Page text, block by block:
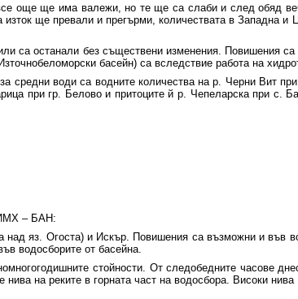
още ще има валежи, но те ще са слаби и след обяд
ще превали и прегърми, количествата в Западна и
са останали без съществени изменения. Повишения са
басейн) са вследствие работа на
средни води са водните количества на р. Черни Вит
при гр. Белово и притоците й р. Чепеларска при с.
– БАН:
над яз. Огоста) и Искър. Повишения са възможни и във
водосборите от басейна.
стойности. От следобедните часове
на реките в горната част на водосбора. Високи